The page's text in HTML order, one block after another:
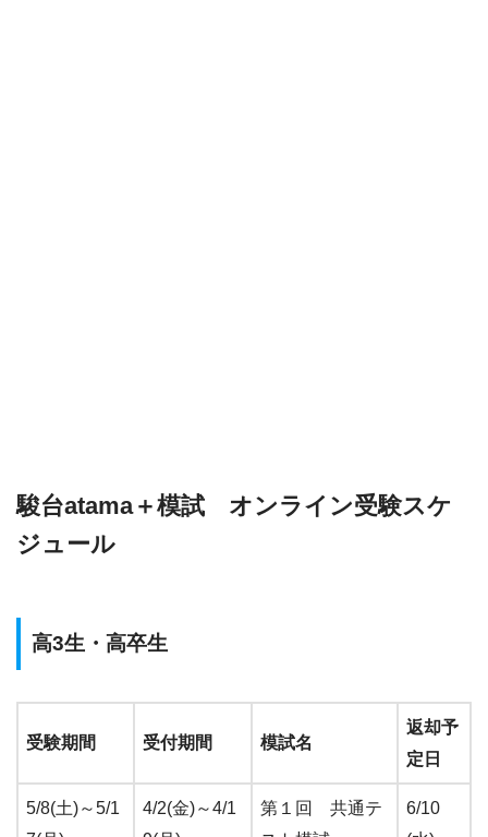
駿台atama＋模試 オンライン受験スケ
ジュール
高3生・高卒生
受験期間 受付期間 模試名
返却予
定日
5/8(土)～5/1
4/2(金)～4/1
第１回 共通テ
6/10